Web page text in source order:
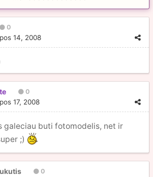
0
14, 2008
0
17, 2008
galeciau buti fotomodelis, net ir
;)
0